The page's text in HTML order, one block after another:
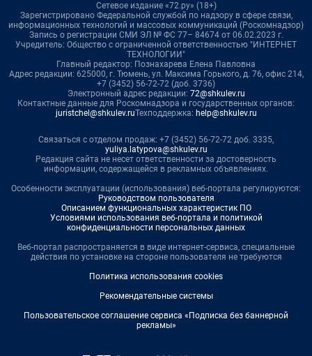
Сетевое издание «72.ру» (18+)
Зарегистрировано Федеральной службой по надзору в сфере связи,
информационных технологий и массовых коммуникаций (Роскомнадзор)
Запись о регистрации СМИ ЭЛ № ФС 77– 84674 от 06.02.2023 г.
Учредитель: Общество с ограниченной ответственностью "ИНТЕРНЕТ
ТЕХНОЛОГИИ"
Главный редактор: Познахарева Елена Павловна
Адрес редакции: 625000, г. Тюмень, ул. Максима Горького, д. 76, офис 214,
+7 (3452) 56-72-72 (доб. 3736)
Электронный адрес редакции: 72@shkulev.ru
Контактные данные для Роскомнадзора и государственных органов:
juristchel@shkulev.ruТехподдержка: help@shkulev.ru
Связаться с отделом продаж: +7 (3452) 56-72-72 доб. 3335,
yuliya.latypova@shkulev.ru
Редакция сайта не несет ответственности за достоверность
информации, содержащейся в рекламных объявлениях.
Особенности эксплуатации (использования) веб-портала регулируются:
Руководством пользователя
Описанием функциональных характеристик ПО
Условиями использования веб-портала и политикой
конфиденциальности персональных данных
Веб-портал распространяется в виде интернет-сервиса, специальные
действия по установке на стороне пользователя не требуются
Политика использования cookies
Рекомендательные системы
Пользовательское соглашение сервиса «Подписка без баннерной
рекламы»